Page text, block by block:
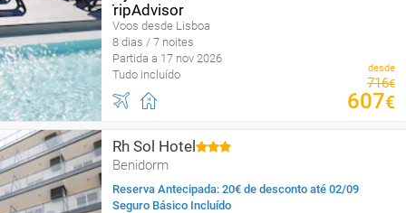
Voos desde Lisboa
8 dias / 7 noites
Partida a 17 nov 2026
Tudo incluído
desde
716€
607€
Rh Sol Hotel
Benidorm
Reserva Antecipada: 20€ de desconto até 02/09
Seguro Básico Incluído